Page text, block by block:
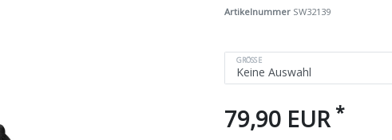
Artikelnummer SW32139
GRÖSSE
79,90 EUR *